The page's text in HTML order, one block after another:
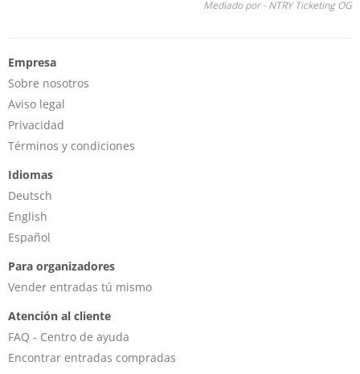
Mediado por - NTRY Ticketing OG
Empresa
Sobre nosotros
Aviso legal
Privacidad
Términos y condiciones
Idiomas
Deutsch
English
Español
Para organizadores
Vender entradas tú mismo
Atención al cliente
FAQ - Centro de ayuda
Encontrar entradas compradas